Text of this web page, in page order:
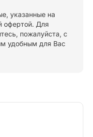
указанные на
офертой. Для
пожалуйста, с
удобным для Вас